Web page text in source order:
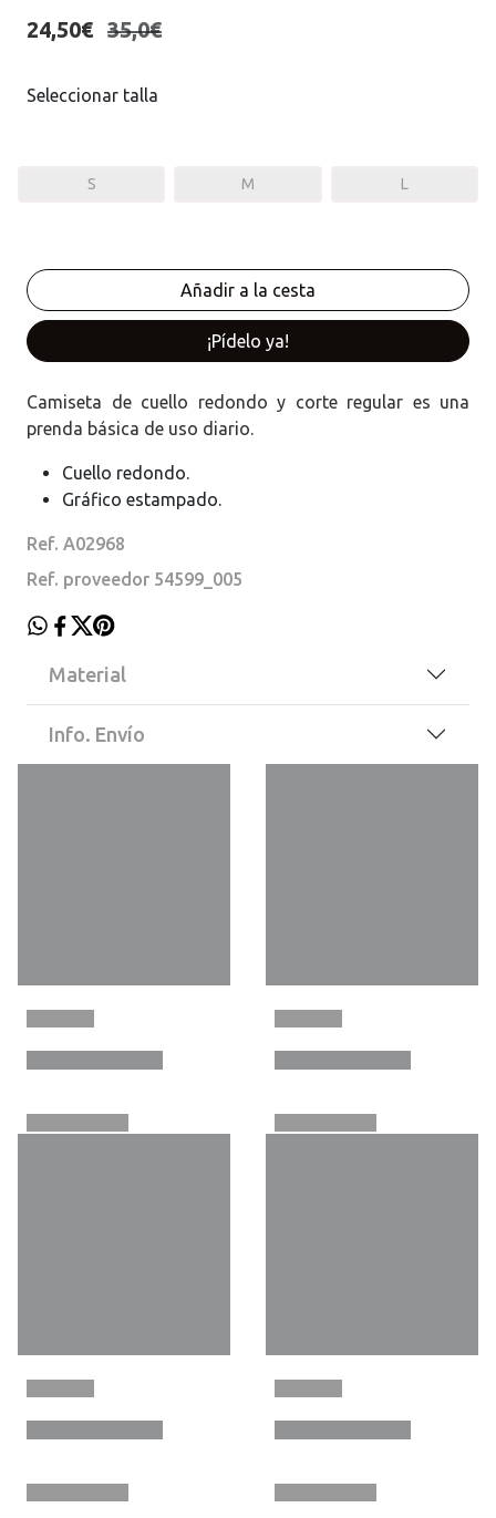
24,50€ 35,0€
Seleccionar talla
S M L
¡Pídelo ya!
Camiseta de cuello redondo y corte regular es una
prenda básica de uso diario.
Cuello redondo.
Gráfico estampado.
Ref. A02968
Ref. proveedor 54599_005
Material
Info. Envío